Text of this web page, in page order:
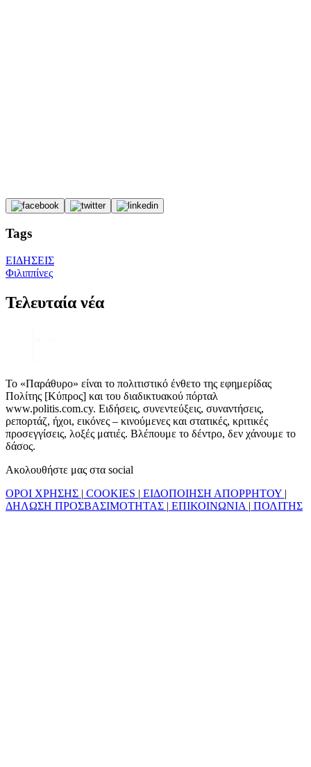
Tags
ΕΙΔΗΣΕΙΣ
Φιλιππίνες
Τελευταία νέα
Το «Παράθυρο» είναι το πολιτιστικό ένθετο της εφημερίδας
Πολίτης [Κύπρος] και του διαδικτυακού πόρταλ
www.politis.com.cy. Ειδήσεις, συνεντεύξεις, συναντήσεις,
ρεπορτάζ, ήχοι, εικόνες – κινούμενες και στατικές, κριτικές
προσεγγίσεις, λοξές ματιές. Βλέπουμε το δέντρο, δεν χάνουμε το
δάσος.
Ακολουθήστε μας στα social
ΟΡΟΙ ΧΡΗΣΗΣ | COOKIES | ΕΙΔΟΠΟΙΗΣΗ ΑΠΟΡΡΗΤΟΥ |
ΔΗΛΩΣΗ ΠΡΟΣΒΑΣΙΜΟΤΗΤΑΣ | ΕΠΙΚΟΙΝΩΝΙΑ | ΠΟΛΙΤΗΣ